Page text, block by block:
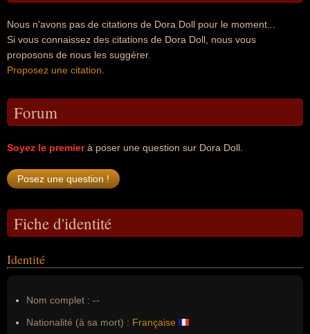
Nous n'avons pas de citations de Dora Doll pour le moment...
Si vous connaissez des citations de Dora Doll, nous vous
proposons de nous les suggérer.
Proposez une citation
Forum
Soyez le premierà poser une question sur Dora Doll.
Fiche d'identité
Identité
Nom complet : --
Nationalité (à sa mort) : Française